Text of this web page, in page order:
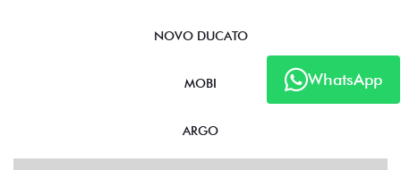
WhatsApp
NOVO DUCATO
MOBI
ARGO